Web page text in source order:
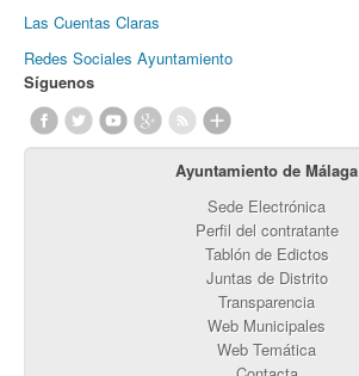
Las Cuentas Claras
Redes Sociales Ayuntamiento
Síguenos
Ayuntamiento de Málaga
Sede Electrónica
Perfil del contratante
Tablón de Edictos
Juntas de Distrito
Transparencia
Web Municipales
Web Temática